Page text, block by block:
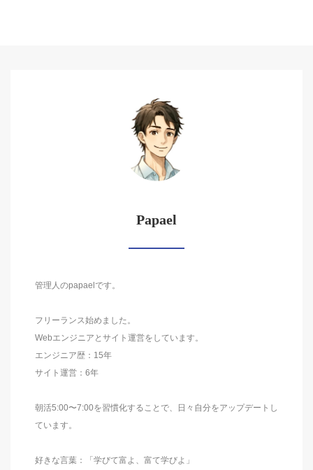
Papael
管理人のpapaelです。
フリーランス始めました。
Webエンジニアとサイト運営をしています。
エンジニア歴：15年
サイト運営：6年
朝活5:00〜7:00を習慣化することで、日々自分をアップデートし
ています。
好きな言葉：「学びて富よ、富て学びよ」